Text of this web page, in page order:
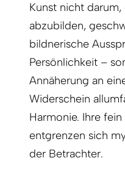
Kunst nicht
abzubilden,
bildnerische
Persönlichkeit –
Annäherung an
Widerschein
Harmonie. Ihre
entgrenzen sich
der Betrachter.